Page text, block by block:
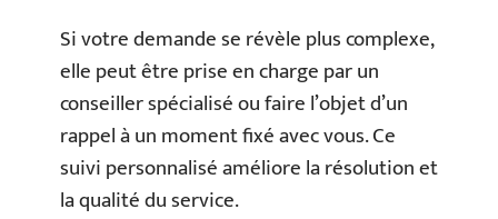
Si votre demande se révèle plus complexe,
elle peut être prise en charge par un
conseiller spécialisé ou faire l’objet d’un
rappel à un moment fixé avec vous. Ce
suivi personnalisé améliore la résolution et
la qualité du service.